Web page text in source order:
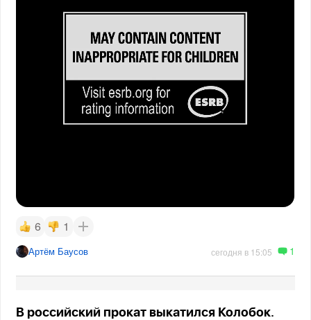
6 1
Артём Баусов сегодня в 15:05 1
В российский прокат выкатился Колобок.